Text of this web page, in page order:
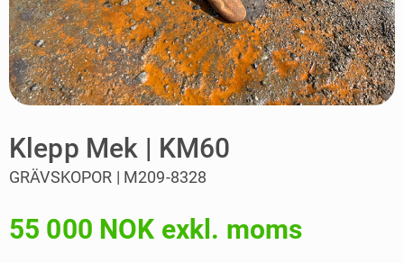
Klepp Mek | KM60
GRÄVSKOPOR | M209-8328
55 000 NOK exkl. moms